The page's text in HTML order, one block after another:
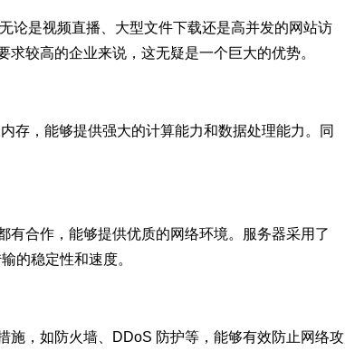
论是视频直播、大型文件下载还是高并发的网站访
较高的企业来说，这无疑是一个巨大的优势。
存，能够提供强大的计算能力和数据处理能力。同
合作，能够提供优质的网络环境。服务器采用了
的稳定性和速度。
施，如防火墙、DDoS 防护等，能够有效防止网络攻